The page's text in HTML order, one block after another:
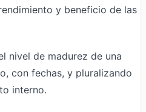
y beneficio de las
nivel de madurez de una
con fechas, y pluralizando
interno.